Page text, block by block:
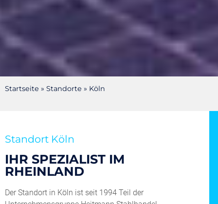
KÖLN
Startseite » Standorte » Köln
Standort Köln
IHR SPEZIALIST IM
RHEINLAND
Der Standort in Köln ist seit 1994 Teil der